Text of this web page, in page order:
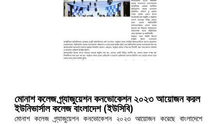
মোনাশ কলেজ গ্র্যাজুয়েশন কনভোকেশন ২০২৩ আয়োজন করল
ইউনিভার্সাল কলেজ বাংলাদেশ (ইউসিবি)
মোনাশ কলেজ গ্র্যাজুয়েশন কনভোকেশন ২০২৩ আয়োজন করেছে বাংলাদেশে